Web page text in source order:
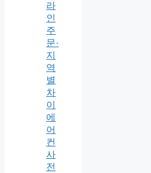
라
인
주
문·
지
역
별
차
이
에
어
컨
사
전